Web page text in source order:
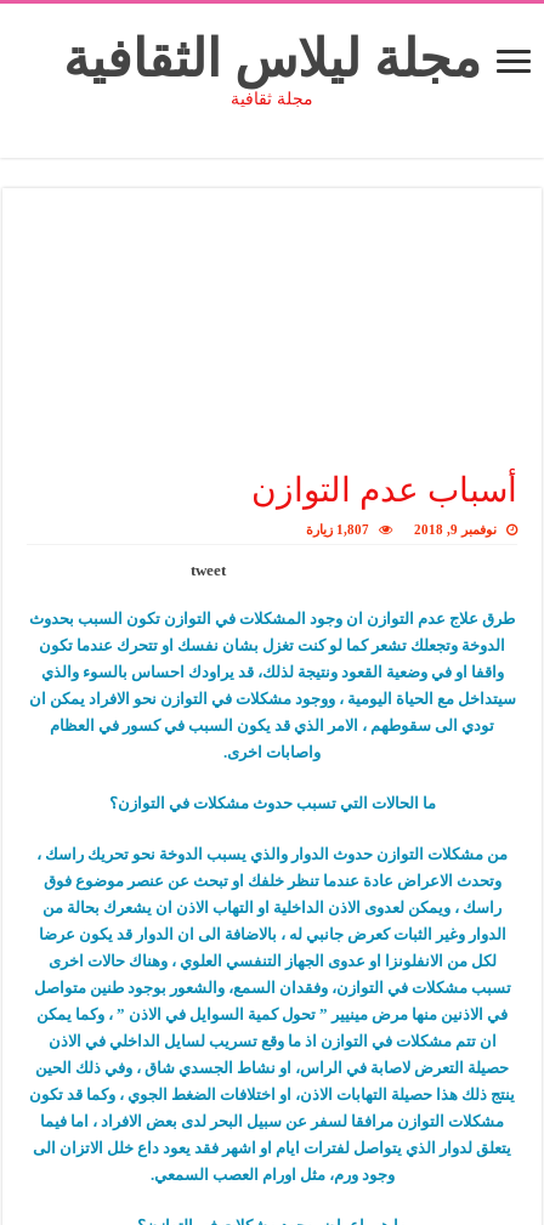
مجلة ليلاس الثقافية
مجلة ثقافية
أسباب عدم التوازن
نوفمبر 9, 2018 1,807 زيارة
tweet
طرق علاج عدم التوازن ان وجود المشكلات في التوازن تكون السبب بحدوث
الدوخة وتجعلك تشعر كما لو كنت تغزل بشان نفسك او تتحرك عندما تكون
واقفا او في وضعية القعود ونتيجة لذلك، قد يراودك احساس بالسوء والذي
سيتداخل مع الحياة اليومية ، ووجود مشكلات في التوازن نحو الافراد يمكن ان
تودي الى سقوطهم ، الامر الذي قد يكون السبب في كسور في العظام
واصابات اخرى.
ما الحالات التي تسبب حدوث مشكلات في التوازن؟
من مشكلات التوازن حدوث الدوار والذي يسبب الدوخة نحو تحريك راسك ،
وتحدث الاعراض عادة عندما تنظر خلفك او تبحث عن عنصر موضوع فوق
راسك ، ويمكن لعدوى الاذن الداخلية او التهاب الاذن ان يشعرك بحالة من
الدوار وغير الثبات كعرض جانبي له ، بالاضافة الى ان الدوار قد يكون عرضا
لكل من الانفلونزا او عدوى الجهاز التنفسي العلوي ، وهناك حالات اخرى
تسبب مشكلات في التوازن، وفقدان السمع، والشعور بوجود طنين متواصل
في الاذنين منها مرض مينيير ” تحول كمية السوايل في الاذن ” ، وكما يمكن
ان تتم مشكلات في التوازن اذ ما وقع تسريب لسايل الداخلي في الاذن
حصيلة التعرض لاصابة في الراس، او نشاط الجسدي شاق ، وفي ذلك الحين
ينتج ذلك هذا حصيلة التهابات الاذن، او اختلافات الضغط الجوي ، وكما قد تكون
مشكلات التوازن مرافقا لسفر عن سبيل البحر لدى بعض الافراد ، اما فيما
يتعلق لدوار الذي يتواصل لفترات ايام او اشهر فقد يعود داع خلل الاتزان الى
وجود ورم، مثل اورام العصب السمعي.